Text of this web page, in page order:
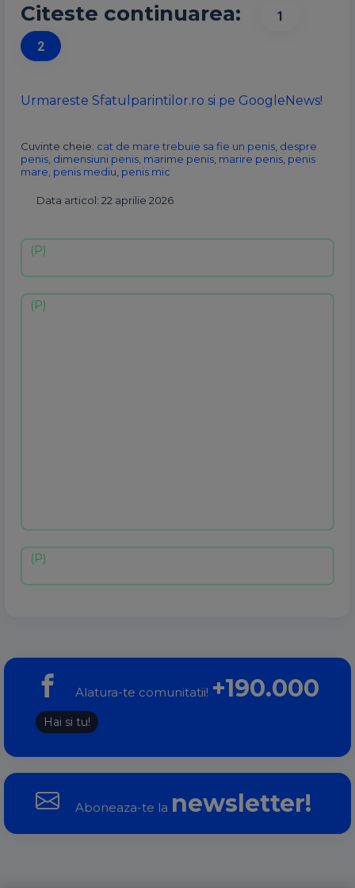
Citeste continuarea:
1
2
Urmareste Sfatulparintilor.ro si pe GoogleNews!
Cuvinte cheie: cat de mare trebuie sa fie un penis despre
penis dimensiuni penis marime penis marire penis penis
mare penis mediu penis mic
Data articol: 22 aprilie 2026
Alatura-te comunitatii! +190.000
Hai si tu!
Aboneaza-te la newsletter!